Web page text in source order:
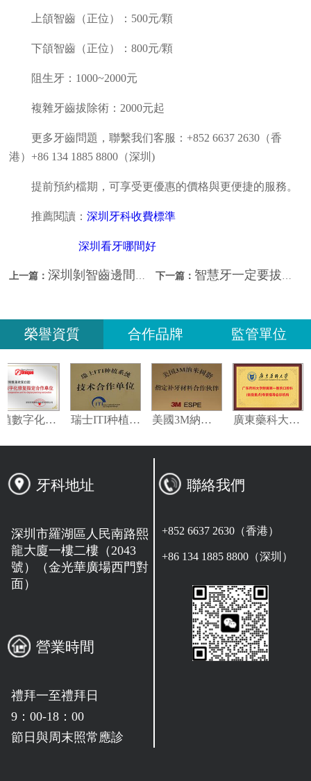
上頜智齒（正位）：500元/顆
下頜智齒（正位）：800元/顆
阻生牙：1000~2000元
複雜牙齒拔除術：2000元起
更多牙齒問題，聯繫我们客服：+852 6637 2630（香
港）+86 134 1885 8800（深圳)
提前預約檔期，可享受更優惠的價格與更便捷的服務。
推薦閱讀：深圳牙科收費標準
深圳看牙哪間好
上一篇：深圳剝智齒邊間牙科比較好？深圳拔牙收費？ 下一篇： 智慧牙一定要拔除嗎？北上拔牙價錢？
榮譽資質 合作品牌 監管單位
牙科地址
深圳市羅湖區人民南路熙
龍大廈一樓二樓（2043
號）（金光華廣場西門對
面）
營業時間
禮拜一至禮拜日
9：00-18：00
節日與周末照常應診
聯絡我們
+852 6637 2630（香港）
+86 134 1885 8800（深圳）